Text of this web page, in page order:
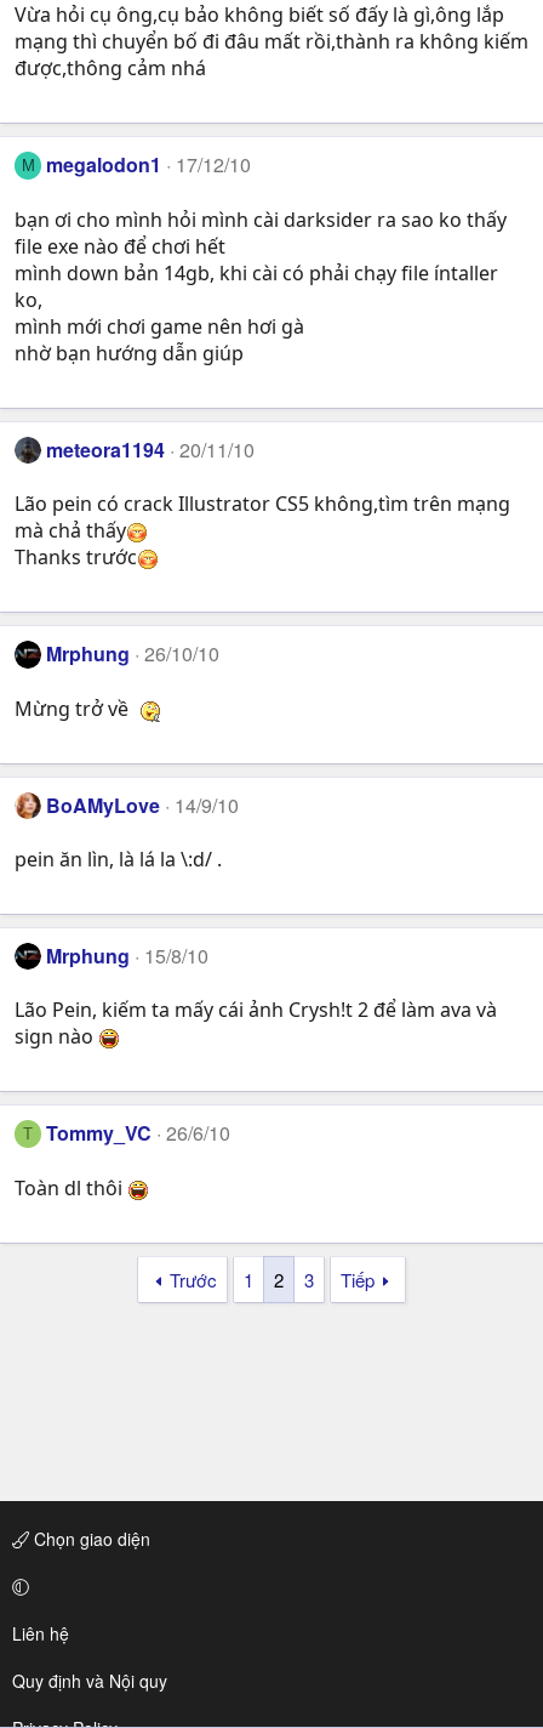
Vừa hỏi cụ ông,cụ bảo không biết số đấy là gì,ông lắp
mạng thì chuyển bố đi đâu mất rồi,thành ra không kiếm
được,thông cảm nhá
M megalodon1 17/12/10
bạn ơi cho mình hỏi mình cài darksider ra sao ko thấy
file exe nào để chơi hết
mình down bản 14gb, khi cài có phải chạy file íntaller
ko,
mình mới chơi game nên hơi gà
nhờ bạn hướng dẫn giúp
meteora1194 20/11/10
Lão pein có crack Illustrator CS5 không,tìm trên mạng
mà chả thấy
Thanks trước
Mrphung 26/10/10
Mừng trở về
BoAMyLove 14/9/10
pein ăn lìn, là lá la \:d/ .
Mrphung 15/8/10
Lão Pein, kiếm ta mấy cái ảnh Crysh!t 2 để làm ava và
sign nào
T Tommy_VC 26/6/10
Toàn dl thôi
Trước 1 2 3 Tiếp
Chọn giao diện
Liên hệ
Quy định và Nội quy